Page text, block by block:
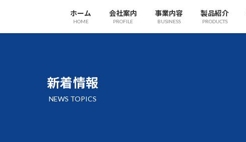
ホーム
HOME
会社案内
PROFILE
事業内容
BUSINESS
製品紹介
PRODUCTS
新着情報
NEWS TOPICS